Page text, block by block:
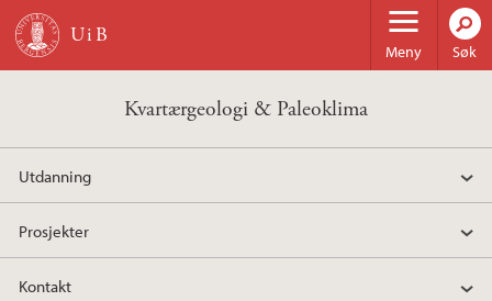
Hopp til hovedinnhold
Meny Søk
Kvartærgeologi & Paleoklima
Utdanning
Prosjekter
Kontakt